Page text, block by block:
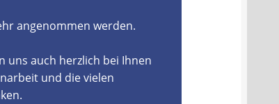
angenommen werden.
uns auch herzlich bei Ihnen
und die vielen